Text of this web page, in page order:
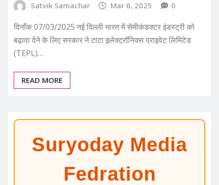
Satvik Samachar Mar 6, 2025 0
दिनाँक 07/03/2025 नई दिल्ली भारत में सेमीकंडक्टर इंडस्ट्री को
बढ़ावा देने के लिए सरकार ने टाटा इलेक्ट्रॉनिक्स प्राइवेट लिमिटेड
(TEPL)…
READ MORE
Suryoday Media
Fedration